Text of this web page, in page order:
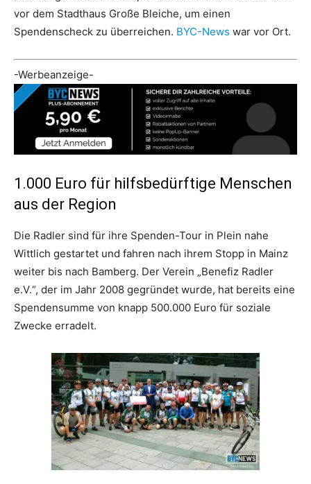
vor dem Stadthaus Große Bleiche, um einen
Spendenscheck zu überreichen. BYC-News war vor Ort.
-Werbeanzeige-
1.000 Euro für hilfsbedürftige Menschen
aus der Region
Die Radler sind für ihre Spenden-Tour in Plein nahe
Wittlich gestartet und fahren nach ihrem Stopp in Mainz
weiter bis nach Bamberg. Der Verein „Benefiz Radler
e.V.“, der im Jahr 2008 gegründet wurde, hat bereits eine
Spendensumme von knapp 500.000 Euro für soziale
Zwecke erradelt.